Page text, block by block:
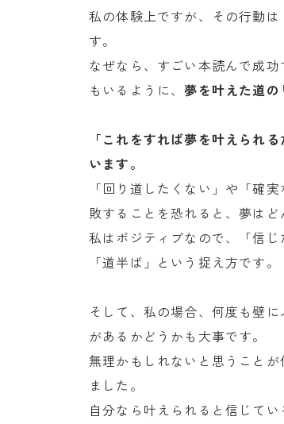
私の体験上ですが、その行動
す。
なぜなら、すごい本読んで成
もいるように、 夢を叶えた道の
「これをすれば夢を叶えられ
います。
「回り道したくない」や「確
敗することを恐れると、夢は
私はポジティブなので、「信
「道半ば」という捉え方です。
そして、私の場合、何度も壁
があるかどうかも大事です。
無理かもしれないと思うこと
ました。
自分なら叶えられると信じて